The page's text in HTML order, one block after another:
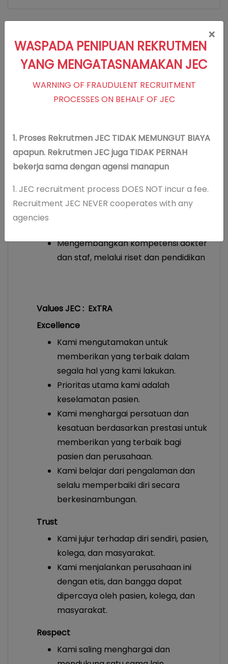
Visi Misi
Misi JEC
Memberikan pelayanan klinis
berstandar internasional
Memberikan pelayanan yang
melebihi harapan pasien
Mengembangkan kompetensi dokter
dan staf, melalui riset dan pendidikan
Values JEC : ExTRA
Excellence
Kami mengutamakan untuk
memberikan yang terbaik dalam
segala hal yang kami lakukan.
Prioritas utama kami adalah
keselamatan pasien.
Kami menghargai persatuan dan
kesatuan berdasarkan prestasi untuk
memberikan yang terbaik bagi
pasien dan perusahaan.
Kami belajar dari pengalaman dan
selalu memperbaiki diri secara
berkesinambungan.
Trust
Kami jujur terhadap diri sendiri, pasien,
kolega, dan masyarakat.
Kami menjalankan perusahaan ini
dengan etis, dan bangga dapat
dipercaya oleh pasien, kolega, dan
masyarakat.
Respect
Kami saling menghargai dan
×
WASPADA PENIPUAN REKRUTMEN
YANG MENGATASNAMAKAN JEC
WARNING OF FRAUDULENT RECRUITMENT
PROCESSES ON BEHALF OF JEC
1. Proses Rekrutmen JEC TIDAK MEMUNGUT BIAYA
apapun. Rekrutmen JEC juga TIDAK PERNAH
bekerja sama dengan agensi manapun
1. JEC recruitment process DOES NOT incur a fee.
Recruitment JEC NEVER cooperates with any
agencies